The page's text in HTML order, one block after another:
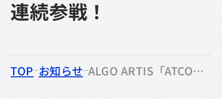
連続参戦！
TOP お知らせのなかの ALGO ARTIS「ATCODER創立13周年記念 企業対抗チームバトル」に3年連続参戦！